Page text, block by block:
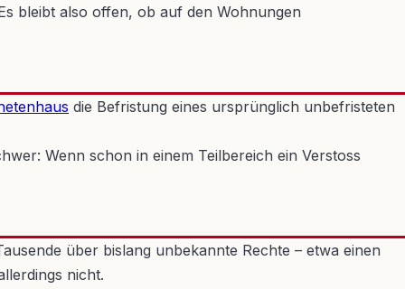
bleibt also offen, ob auf den Wohnungen
die Befristung eines ursprünglich unbefristeten
Wenn schon in einem Teilbereich ein Verstoss
über bislang unbekannte Rechte – etwa einen
nicht.